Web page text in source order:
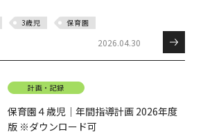
3歳児 保育園
2026.04.30
計画・記録
保育園４歳児｜年間指導計画 2026年度
版 ※ダウンロード可